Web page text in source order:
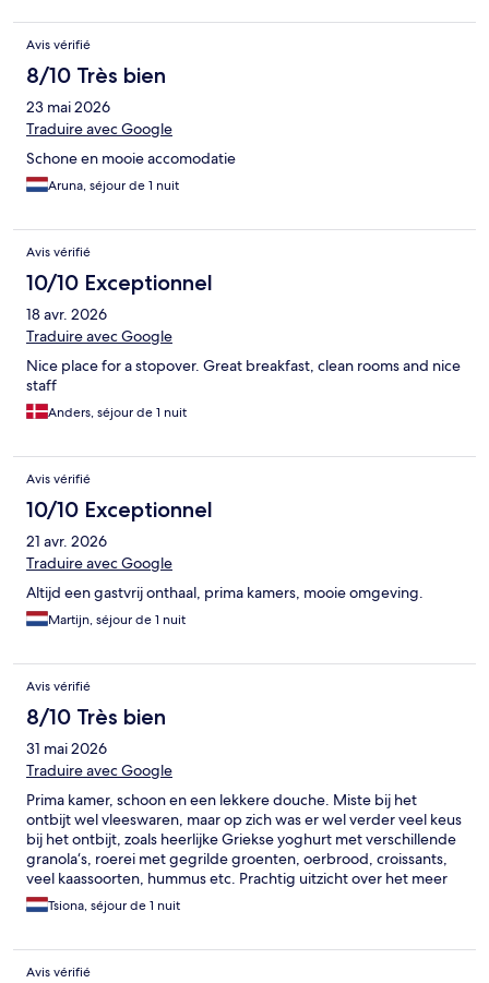
Avis vérifié
8/10 Très bien
23 mai 2026
Traduire avec Google
Schone en mooie accomodatie
Aruna, séjour de 1 nuit
Avis vérifié
10/10 Exceptionnel
18 avr. 2026
Traduire avec Google
Nice place for a stopover. Great breakfast, clean rooms and nice
staff
Anders, séjour de 1 nuit
Avis vérifié
10/10 Exceptionnel
21 avr. 2026
Traduire avec Google
Altijd een gastvrij onthaal, prima kamers, mooie omgeving.
Martijn, séjour de 1 nuit
Avis vérifié
8/10 Très bien
31 mai 2026
Traduire avec Google
Prima kamer, schoon en een lekkere douche. Miste bij het
ontbijt wel vleeswaren, maar op zich was er wel verder veel keus
bij het ontbijt, zoals heerlijke Griekse yoghurt met verschillende
granola‘s, roerei met gegrilde groenten, oerbrood, croissants,
veel kaassoorten, hummus etc. Prachtig uitzicht over het meer
vanuit het restaurant.
Tsiona, séjour de 1 nuit
Avis vérifié